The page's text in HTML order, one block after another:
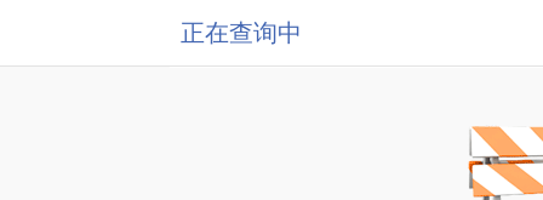
正在查询中